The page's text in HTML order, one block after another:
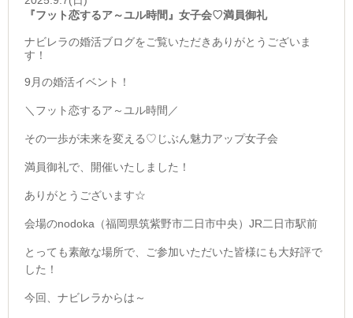
『フット恋するア～ユル時間』女子会♡満員御礼
ナビレラの婚活ブログをご覧いただきありがとうございま
す！
9月の婚活イベント！
＼フット恋するア～ユル時間／
その一歩が未来を変える♡じぶん魅力アップ女子会
満員御礼で、開催いたしました！
ありがとうございます☆
会場のnodoka（福岡県筑紫野市二日市中央）JR二日市駅前
とっても素敵な場所で、ご参加いただいた皆様にも大好評で
した！
今回、ナビレラからは～